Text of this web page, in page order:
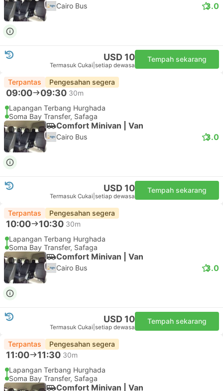
Cairo Bus 3.0
USD 10
Termasuk Cukai setiap dewasa
Tempah sekarang
Terpantas Pengesahan segera
09:00 09:30 30m
Lapangan Terbang Hurghada
Soma Bay Transfer, Safaga
Comfort Minivan | Van
Cairo Bus 3.0
USD 10
Termasuk Cukai setiap dewasa
Tempah sekarang
Terpantas Pengesahan segera
10:00 10:30 30m
Lapangan Terbang Hurghada
Soma Bay Transfer, Safaga
Comfort Minivan | Van
Cairo Bus 3.0
USD 10
Termasuk Cukai setiap dewasa
Tempah sekarang
Terpantas Pengesahan segera
11:00 11:30 30m
Lapangan Terbang Hurghada
Soma Bay Transfer, Safaga
Comfort Minivan | Van